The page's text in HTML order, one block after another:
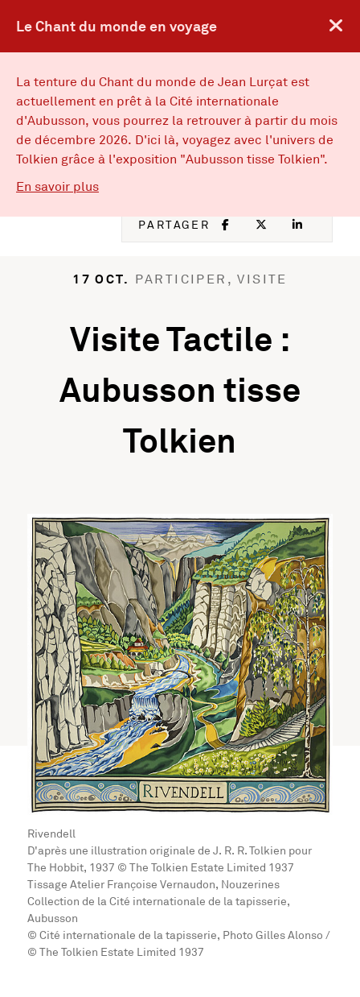
EN ENGLISH VERSION
Musées d’Angers Musées d'Angers :
MENU
ACTIVITÉS
PARTAGER FACEBOOK
, OUVRE UNE
TWITTER
, OUVRE
17 OCT. PARTICIPER, VISITE
Visite Tactile :
Aubusson tisse
Tolkien
Information importante
Le Chant du monde en voyage
La tenture du Chant du monde de Jean Lurçat est
actuellement en prêt à la Cité internationale
d'Aubusson, vous pourrez la retrouver à partir du mois
de décembre 2026. D'ici là, voyagez avec l'univers de
Tolkien grâce à l'exposition "Aubusson tisse Tolkien".
En savoir plussur Le Chant du monde en voyage
Rivendell
D'après une illustration originale de J. R. R. Tolkien pour
The Hobbit, 1937 © The Tolkien Estate Limited 1937
Tissage Atelier Françoise Vernaudon, Nouzerines
Collection de la Cité internationale de la tapisserie,
Aubusson
© Cité internationale de la tapisserie, Photo Gilles Alonso /
© The Tolkien Estate Limited 1937